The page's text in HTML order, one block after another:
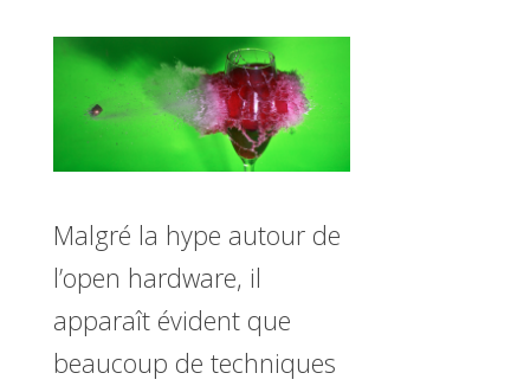
Malgré la hype autour de
l’open hardware, il
apparaît évident que
beaucoup de techniques